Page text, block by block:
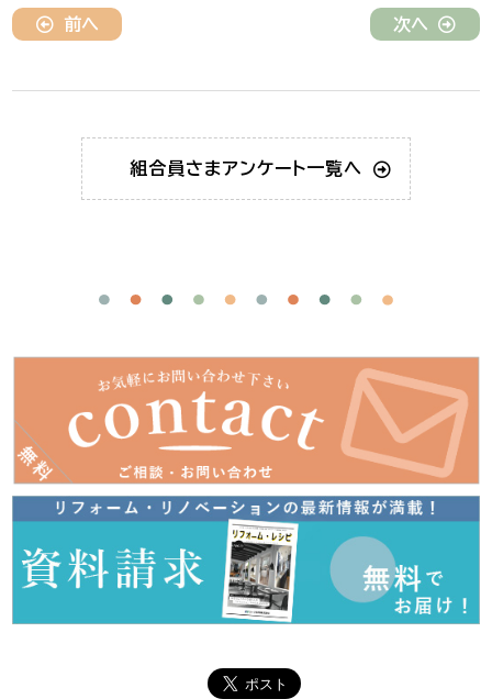
前へ 次へ
組合員さまアンケート一覧へ